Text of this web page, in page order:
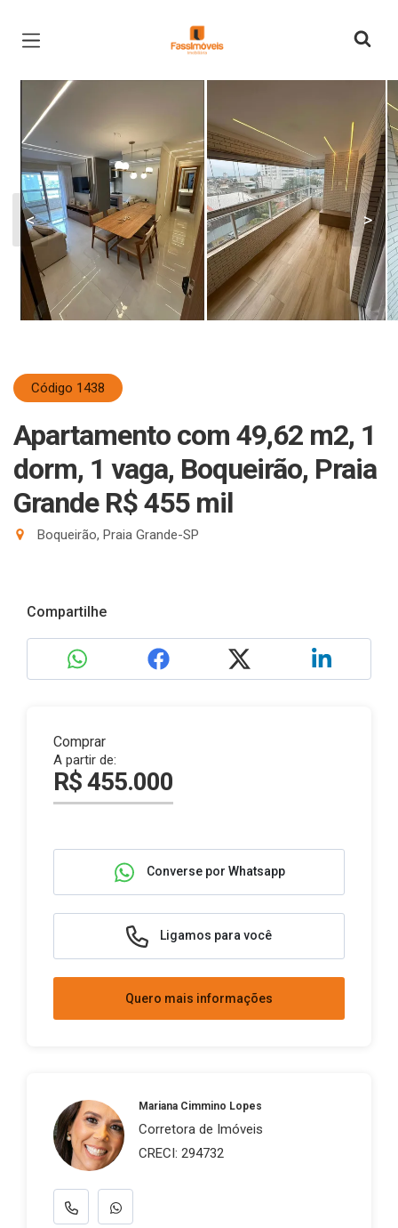
Página inicial
< >
Código 1438
Apartamento com 49,62 m2, 1
dorm, 1 vaga, Boqueirão, Praia
Grande R$ 455 mil
Boqueirão, Praia Grande-SP
Compartilhe
Comprar
A partir de:
R$ 455.000
Converse por Whatsapp
Ligamos para você
Quero mais informações
Mariana Cimmino Lopes
Corretora de Imóveis
CRECI: 294732